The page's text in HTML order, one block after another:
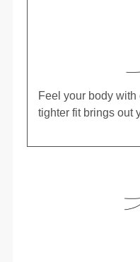
Feel your body
tighter fit brings out